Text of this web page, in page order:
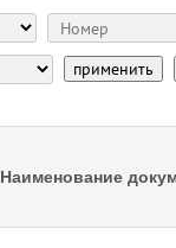
применить
Наименование